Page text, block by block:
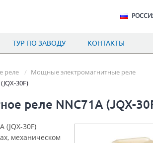
ТУР ПО ЗАВОДУ КОНТАКТЫ
реле
Мощные электромагнитные реле
30F)
реле NNC71A (JQX-
(JQX-30F)
механическом